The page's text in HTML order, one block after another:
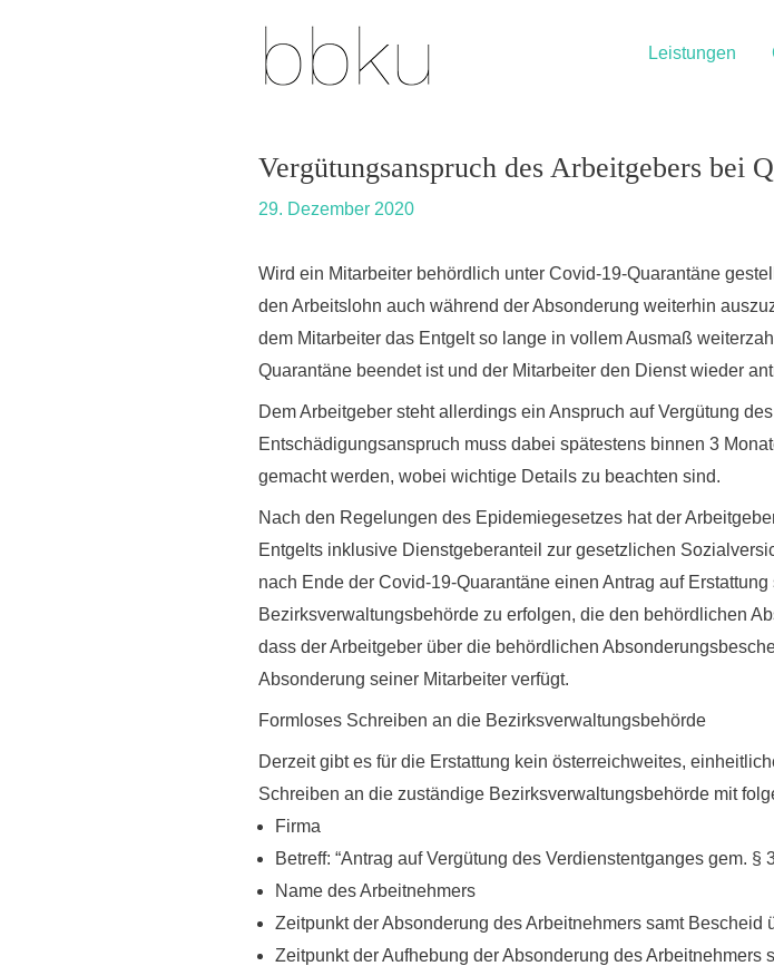
Leistungen
Vergütungsanspruch des Arbeitgebers bei
29. Dezember 2020
Wird ein Mitarbeiter behördlich unter Covid-19-Quarantäne
den Arbeitslohn auch während der Absonderung weiterhin
dem Mitarbeiter das Entgelt so lange in vollem Ausmaß
Quarantäne beendet ist und der Mitarbeiter den Dienst wieder
Dem Arbeitgeber steht allerdings ein Anspruch auf Vergütung
Entschädigungsanspruch muss dabei spätestens binnen 3
gemacht werden, wobei wichtige Details zu beachten sind.
Nach den Regelungen des Epidemiegesetzes hat der
Entgelts inklusive Dienstgeberanteil zur gesetzlichen
nach Ende der Covid-19-Quarantäne einen Antrag auf
Bezirksverwaltungsbehörde zu erfolgen, die den behördlichen
dass der Arbeitgeber über die behördlichen
Absonderung seiner Mitarbeiter verfügt.
Formloses Schreiben an die Bezirksverwaltungsbehörde
Derzeit gibt es für die Erstattung kein österreichweites,
Schreiben an die zuständige Bezirksverwaltungsbehörde mit
Firma
Betreff: “Antrag auf Vergütung des Verdienstentganges gem. §
Name des Arbeitnehmers
Zeitpunkt der Absonderung des Arbeitnehmers samt Bescheid
Zeitpunkt der Aufhebung der Absonderung des Arbeitnehmers
navigation